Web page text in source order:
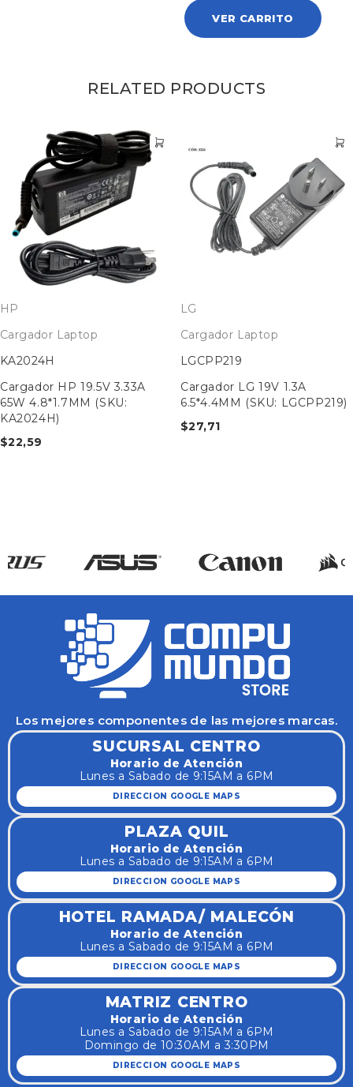
VER CARRITO
RELATED PRODUCTS
HP
Cargador Laptop
KA2024H
Cargador HP 19.5V 3.33A
65W 4.8*1.7MM (SKU:
KA2024H)
$22,59
LG
Cargador Laptop
LGCPP219
Cargador LG 19V 1.3A
6.5*4.4MM (SKU: LGCPP219)
$27,71
Los mejores componentes de las mejores marcas.
SUCURSAL CENTRO
Horario de Atención
Lunes a Sabado de 9:15AM a 6PM
DIRECCION GOOGLE MAPS
PLAZA QUIL
Horario de Atención
Lunes a Sabado de 9:15AM a 6PM
DIRECCION GOOGLE MAPS
HOTEL RAMADA/ MALECÓN
Horario de Atención
Lunes a Sabado de 9:15AM a 6PM
DIRECCION GOOGLE MAPS
MATRIZ CENTRO
Horario de Atención
Lunes a Sabado de 9:15AM a 6PM
Domingo de 10:30AM a 3:30PM
DIRECCION GOOGLE MAPS